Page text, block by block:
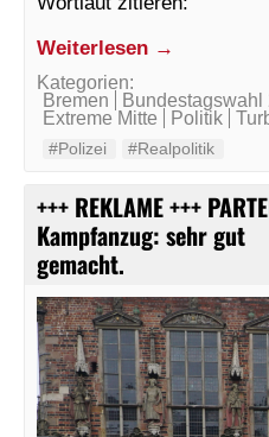
Weiterlesen →
Kategorien:
Bremen
Bundestagswahl
Extreme Mitte
Politik
#Polizei #Realpolitik
+++ REKLAME +++
Kampfanzug: sehr gut
gemacht.